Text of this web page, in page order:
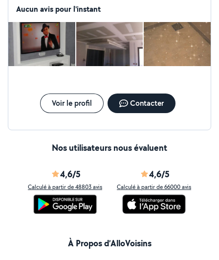
Aucun avis pour l'instant
Voir le profil Contacter
Nos utilisateurs nous évaluent
4,6/5
Calculé à partir de 48803 avis
4,6/5
Calculé à partir de 66000 avis
À Propos d’AlloVoisins